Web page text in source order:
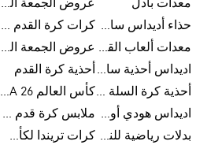
معدات بادل
عروض الجمعة البيضاء للرجال
حذاء أديداس سامبا للأطفال
كرات كرة القدم للرجال
معدات ألعاب القوى
عروض الجمعة البيضاء للسيدات
اديداس أحذية سامبا للنساء أحذية كرة القدم
أحذية كرة السلة للرجال
كأس العالم FIFA 26™
اديداس هودي أورجينال للنساء
ملابس كرة قدم للاطفال
بدلات رياضية للنساء
كرات تريندا لكأس العالم FIFA 26™